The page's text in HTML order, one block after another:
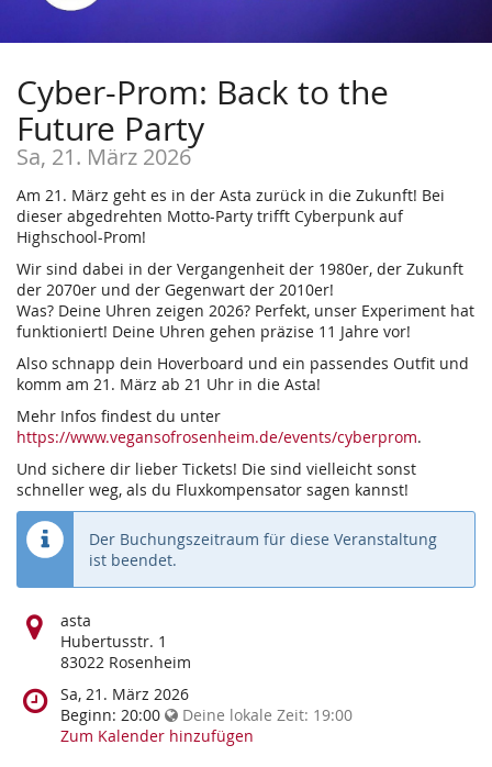
Cyber-Prom: Back to the
Future Party
Sa, 21. März 2026
Am 21. März geht es in der Asta zurück in die Zukunft! Bei
dieser abgedrehten Motto-Party trifft Cyberpunk auf
Highschool-Prom!
Wir sind dabei in der Vergangenheit der 1980er, der Zukunft
der 2070er und der Gegenwart der 2010er!
Was? Deine Uhren zeigen 2026? Perfekt, unser Experiment hat
funktioniert! Deine Uhren gehen präzise 11 Jahre vor!
Also schnapp dein Hoverboard und ein passendes Outfit und
komm am 21. März ab 21 Uhr in die Asta!
Mehr Infos findest du unter
https://www.vegansofrosenheim.de/events/cyberprom.
Und sichere dir lieber Tickets! Die sind vielleicht sonst
schneller weg, als du Fluxkompensator sagen kannst!
Der Buchungszeitraum für diese Veranstaltung
ist beendet.
Wo
findet
diese
statt?
asta
Hubertusstr. 1
83022 Rosenheim
Wann
findet
diese
Sa, 21. März 2026
Beginn: 20:00 Deine lokale Zeit: 19:00
Zum Kalender hinzufügen